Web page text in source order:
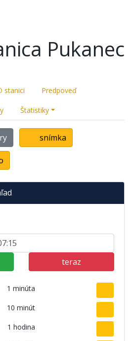
Pukanec
stanici Predpoveď
Štatistiky
snímka
teraz
1 minúta
10 minút
1 hodina